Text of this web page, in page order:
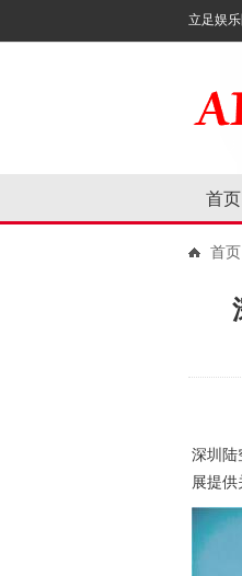
立足娱乐
首页
首页
深圳陆
展提